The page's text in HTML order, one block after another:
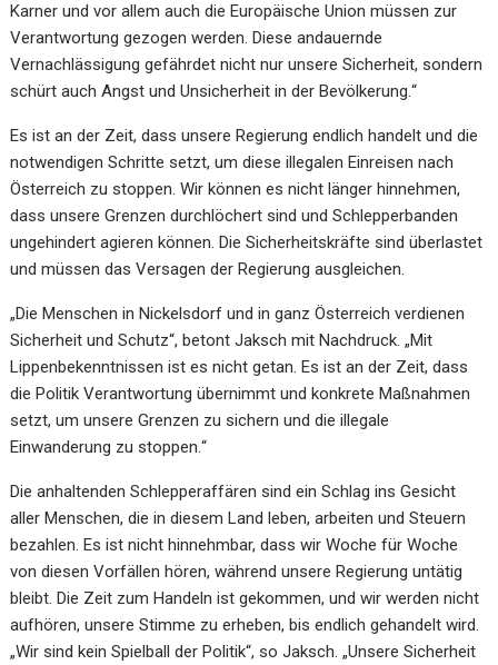
Karner und vor allem auch die Europäische Unionmüssen zur
Verantwortung gezogen werden. Diese andauernde
Vernachlässigung gefährdet nicht nurunsere Sicherheit, sondern
schürt auch Angst und Unsicherheit in der Bevölkerung.“
Es ist an der Zeit, dass unsere Regierung endlich handelt und die
notwendigen Schritte setzt, um dieseillegalen Einreisen nach
Österreich zu stoppen. Wir können es nicht länger hinnehmen,
dass unsereGrenzen durchlöchert sind und Schlepperbanden
ungehindert agieren können. Die Sicherheitskräfte sindüberlastet
und müssen das Versagen der Regierung ausgleichen.
„Die Menschen in Nickelsdorf und in ganz Österreich verdienen
Sicherheit und Schutz“, betont Jakschmit Nachdruck. „Mit
Lippenbekenntnissen ist es nicht getan. Es ist an der Zeit, dass
die PolitikVerantwortung übernimmt und konkrete Maßnahmen
setzt, um unsere Grenzen zu sichern und dieillegale
Einwanderung zu stoppen.“
Die anhaltenden Schlepperaffären sind ein Schlag ins Gesicht
aller Menschen, die in diesem Land leben,arbeiten und Steuern
bezahlen. Es ist nicht hinnehmbar, dass wir Woche für Woche
von diesen Vorfällenhören, während unsere Regierung untätig
bleibt. Die Zeit zum Handeln ist gekommen, und wir werdennicht
aufhören, unsere Stimme zu erheben, bis endlich gehandelt wird.
„Wir sind kein Spielball der Politik“, so Jaksch. „Unsere Sicherheit